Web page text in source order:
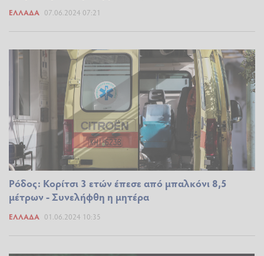
ΕΛΛΆΔΑ 07.06.2024 07:21
Ρόδος: Κορίτσι 3 ετών έπεσε από μπαλκόνι 8,5
μέτρων - Συνελήφθη η μητέρα
ΕΛΛΆΔΑ 01.06.2024 10:35